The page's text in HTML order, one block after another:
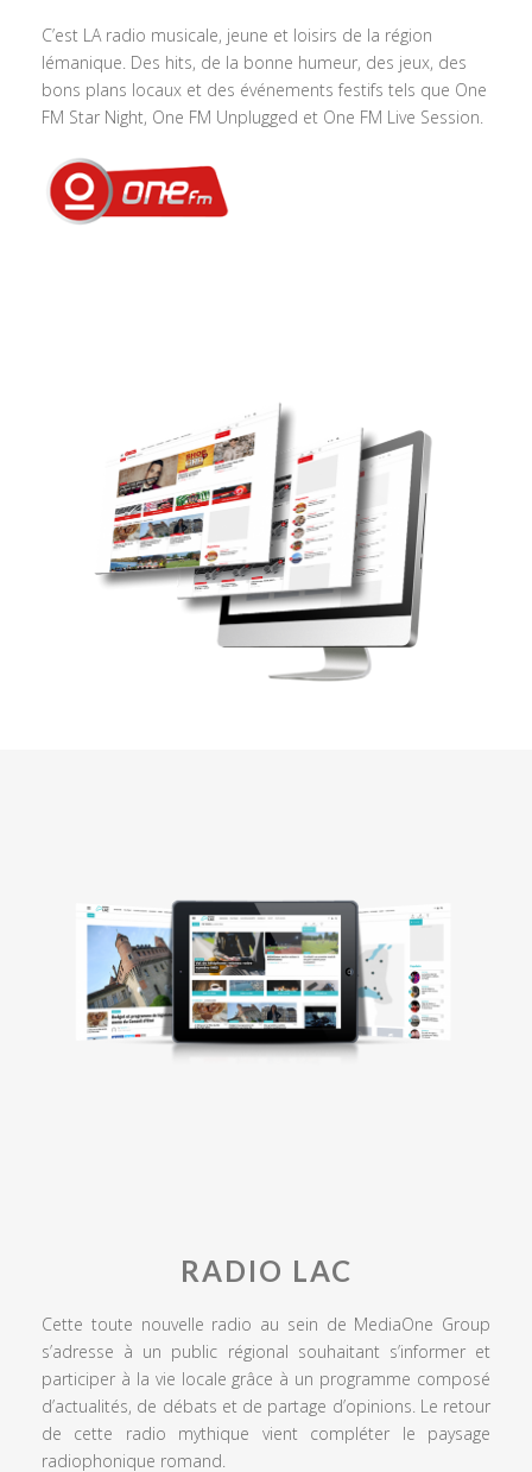
C’est LA radio musicale, jeune et loisirs de la région
lémanique. Des hits, de la bonne humeur, des jeux, des
bons plans locaux et des événements festifs tels que One
FM Star Night, One FM Unplugged et One FM Live Session.
RADIO LAC
Cette toute nouvelle radio au sein de MediaOne Group
s’adresse à un public régional souhaitant s’informer et
participer à la vie locale grâce à un programme composé
d’actualités, de débats et de partage d’opinions. Le retour
de cette radio mythique vient compléter le paysage
radiophonique romand.